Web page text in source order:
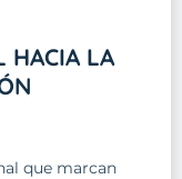
HACIA LA
que marcan